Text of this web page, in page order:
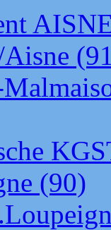
(90)